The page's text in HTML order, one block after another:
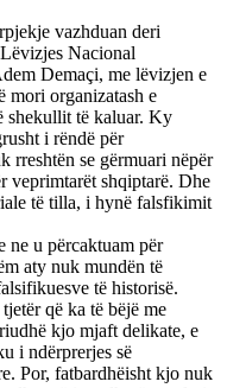
vazhduan deri
Nacional
Demaçi, me lëvizjen e
mori organizatash e
shekullit të kaluar. Ky
i rëndë për
rreshtën se gërmuari nëpër
veprimtarët shqiptarë. Dhe
të tilla, i hynë falsfikimit
ne u përcaktuam për
aty nuk mundën të
të historisë.
që ka të bëjë me
kjo mjaft delikate, e
i ndërprerjes së
Por, fatbardhëisht kjo nuk